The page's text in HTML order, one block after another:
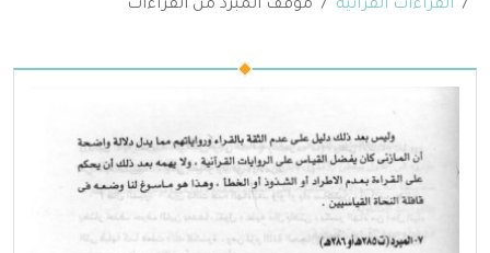
القراءات القرآنية
موقف المبرد من القراءات